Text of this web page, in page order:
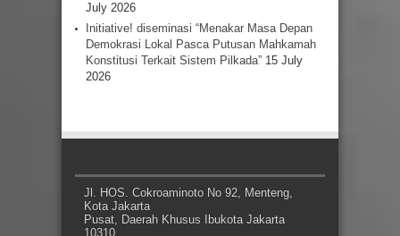
July 2026
Initiative! diseminasi “Menakar Masa Depan
Demokrasi Lokal Pasca Putusan Mahkamah
Konstitusi Terkait Sistem Pilkada” 15 July
2026
Jl. HOS. Cokroaminoto No 92, Menteng,
Kota Jakarta
Pusat, Daerah Khusus Ibukota Jakarta
10310